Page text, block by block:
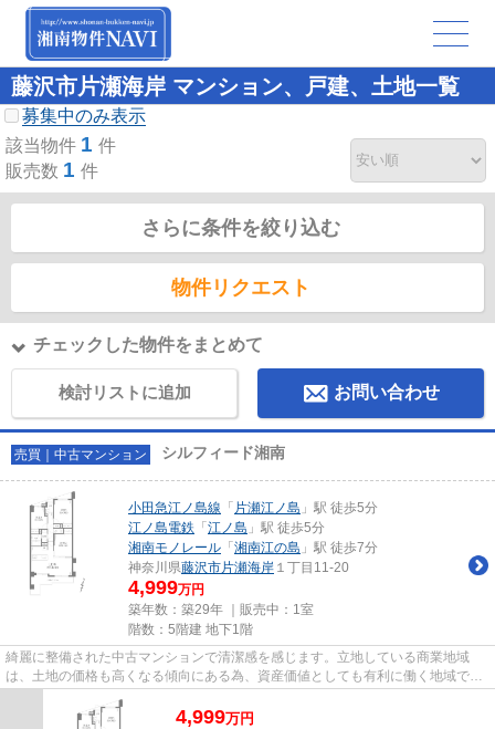
藤沢市片瀬海岸 マンション、戸建、土地一覧
募集中のみ表示
該当物件 1 件
販売数 1 件
さらに条件を絞り込む
物件リクエスト
チェックした物件をまとめて
検討リストに追加 お問い合わせ
売買｜中古マンション シルフィード湘南
小田急江ノ島線 「 片瀬江ノ島 」駅 徒歩5分
江ノ島電鉄 「江ノ島 」駅 徒歩5分
湘南モノレール 「湘南江の島 」駅 徒歩7分
神奈川県藤沢市片瀬海岸 １丁目11-20
4,999万円
築年数：築29年 ｜販売中： 1室
階数：5階建 地下1階
綺麗に整備された中古マンションで清潔感を感じます。立地している商業地域
は、土地の価格も高くなる傾向にある為、資産価値としても有利に働く地域で
す。駅まで歩いてアクセスできる...
4,999万円